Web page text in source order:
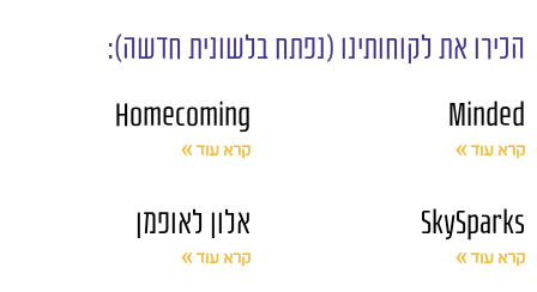
הכירו את לקוחותינו (נפתח בלשונית חדשה):
Minded
קרא עוד »
Homecoming
קרא עוד »
SkySparks
קרא עוד »
אלון לאופמן
קרא עוד »